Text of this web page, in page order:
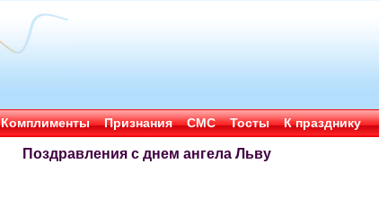
Комплименты Признания СМС Тосты К празднику
Поздравления с днем ангела Льву